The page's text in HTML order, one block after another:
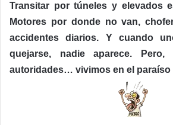
Transitar por túneles y elevados
Motores por donde no van,
accidentes diarios. Y cuando
quejarse, nadie aparece.
autoridades… vivimos en el paraíso